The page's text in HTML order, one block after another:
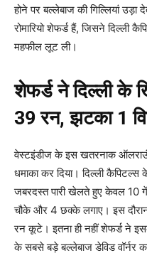
होने पर बल्लेबाज की गिल्लियां
रोमारियो शेफर्ड हैं, जिसने दिल्ली
महफील लूट ली।
शेफर्ड ने दिल्ली के
39 रन, झटका 1
वेस्टइंडीज के इस खतरनाक
धमाका कर दिया। दिल्ली
जबरदस्त पारी खेलते हुए केवल 10
चौके और 4 छक्के लगाए। इस
रन कूटे। इतना ही नहीं शेफर्ड ने
के सबसे बड़े बल्लेबाज डेविड वॉर्नर